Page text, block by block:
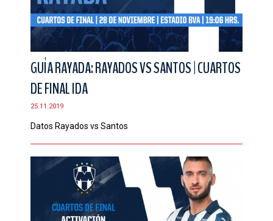
GUÍA RAYADA: RAYADOS VS SANTOS | CUARTOS
DE FINAL IDA
25.11.2019
Datos Rayados vs Santos